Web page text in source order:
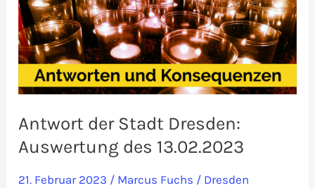
Antwort der Stadt Dresden:
Auswertung des 13.02.2023
21. Februar 2023 / Marcus Fuchs / Dresden